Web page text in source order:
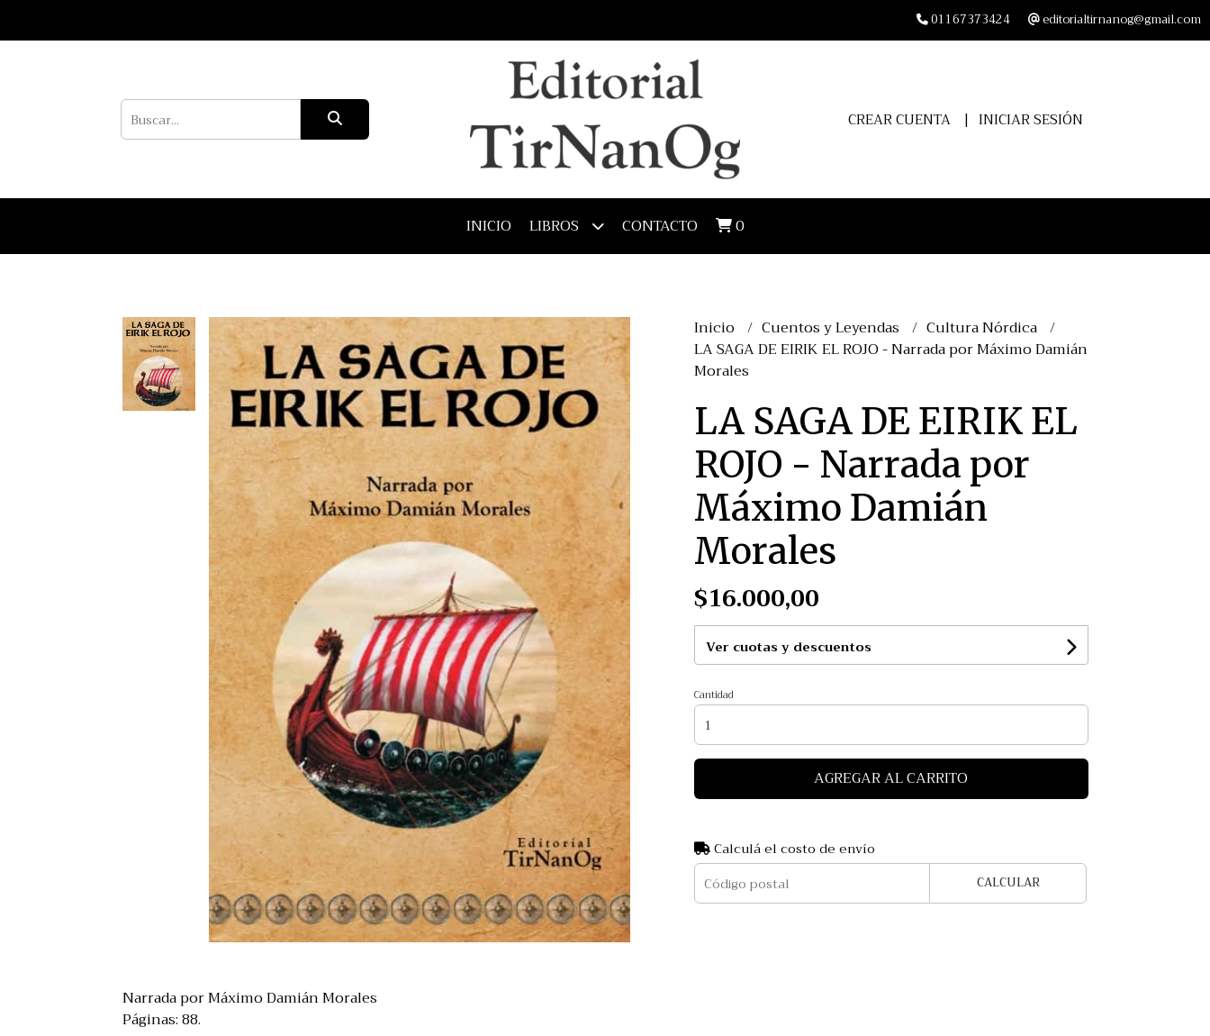
01167373424 editorialtirnanog@gmail.com
CREAR CUENTA INICIAR SESIÓN
INICIO LIBROS CONTACTO 0
Narrada por Máximo Damián Morales
Páginas: 88.
Inicio Cuentos y Leyendas
Cultura Nórdica
LA SAGA DE EIRIK EL ROJO - Narrada por Máximo Damián
Morales
LA SAGA DE EIRIK EL
ROJO - Narrada por
Máximo Damián
Morales
$16.000,00
Ver cuotas y descuentos
Cantidad
AGREGAR AL CARRITO
Calculá el costo de envío
CALCULAR